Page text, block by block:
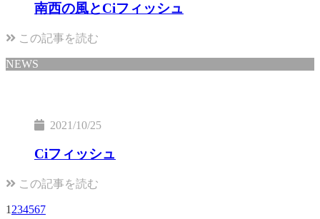
南西の風とCiフィッシュ
この記事を読む
NEWS
2021/10/25
Ciフィッシュ
この記事を読む
1 234567